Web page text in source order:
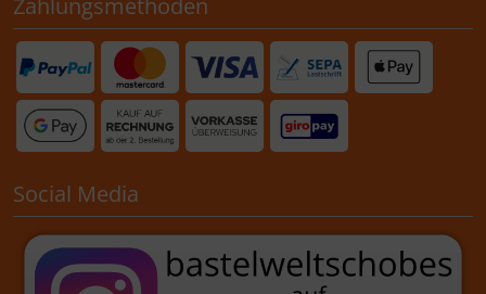
Zahlungsmethoden
Social Media